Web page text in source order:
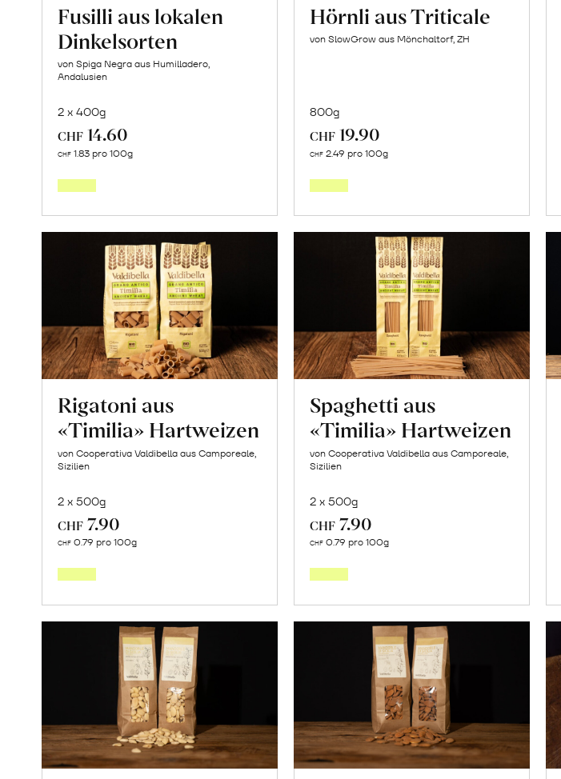
Fusilli aus lokalen
Dinkelsorten
von Spiga Negra aus Humilladero,
Andalusien
2 x 400g
CHF 14.60
CHF 1.83 pro 100g
Hörnli aus Triticale
von SlowGrow aus Mönchaltorf, ZH
800g
CHF 19.90
CHF 2.49 pro 100g
Rigatoni aus
«Timilia» Hartweizen
von Cooperativa Valdibella aus Camporeale,
Sizilien
2 x 500g
CHF 7.90
CHF 0.79 pro 100g
Spaghetti aus
«Timilia» Hartweizen
von Cooperativa Valdibella aus Camporeale,
Sizilien
2 x 500g
CHF 7.90
CHF 0.79 pro 100g